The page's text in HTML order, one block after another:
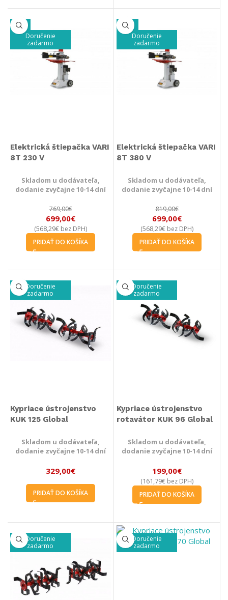
-9%
Doručenie
zadarmo
Elektrická štiepačka VARI
8T 230 V
Skladom u dodávateľa,
dodanie zvyčajne 10-14 dní
769,00€
699,00€
(568,29€ bez DPH)
PRIDAŤ DO KOŠÍKA
-15%
Doručenie
zadarmo
Elektrická štiepačka VARI
8T 380 V
Skladom u dodávateľa,
dodanie zvyčajne 10-14 dní
819,00€
699,00€
(568,29€ bez DPH)
PRIDAŤ DO KOŠÍKA
Doručenie
zadarmo
Kypriace ústrojenstvo
KUK 125 Global
Skladom u dodávateľa,
dodanie zvyčajne 10-14 dní
329,00€
PRIDAŤ DO KOŠÍKA
Doručenie
zadarmo
Kypriace ústrojenstvo
rotavátor KUK 96 Global
Skladom u dodávateľa,
dodanie zvyčajne 10-14 dní
199,00€
(161,79€ bez DPH)
PRIDAŤ DO KOŠÍKA
Doručenie
zadarmo
Doručenie
zadarmo